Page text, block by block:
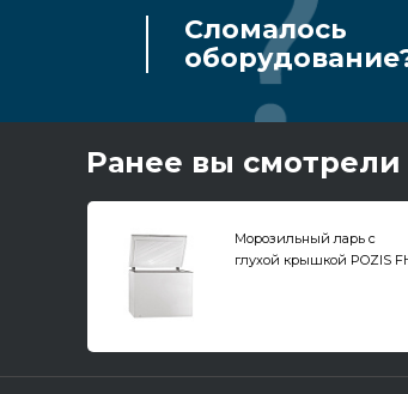
Сломалось
Ранее вы смотрели
Морозильный ларь с
глухой крышкой POZIS